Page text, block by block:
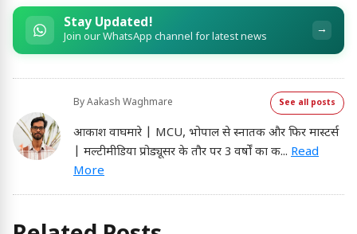
Stay Updated!
Join our WhatsApp channel for latest news →
ByAakash Waghmare See all posts
आकाश वाघमारे | MCU, भोपाल से स्नातक और फिर मास्टर्स
| मल्टीमीडिया प्रोड्यूसर के तौर पर 3 वर्षों का क... Read
More